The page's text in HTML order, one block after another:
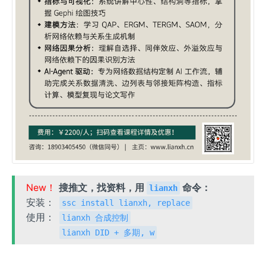
New！ 搜推文，找资料，用 lianxh 命令：
安装：
ssc install lianxh, replace
使用：
lianxh 合成控制
lianxh DID + 多期, w